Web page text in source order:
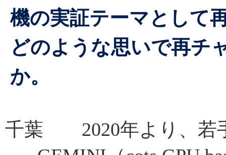
機の実証テーマとして
どのような思いで再チ
か。
千葉 2020年より、若